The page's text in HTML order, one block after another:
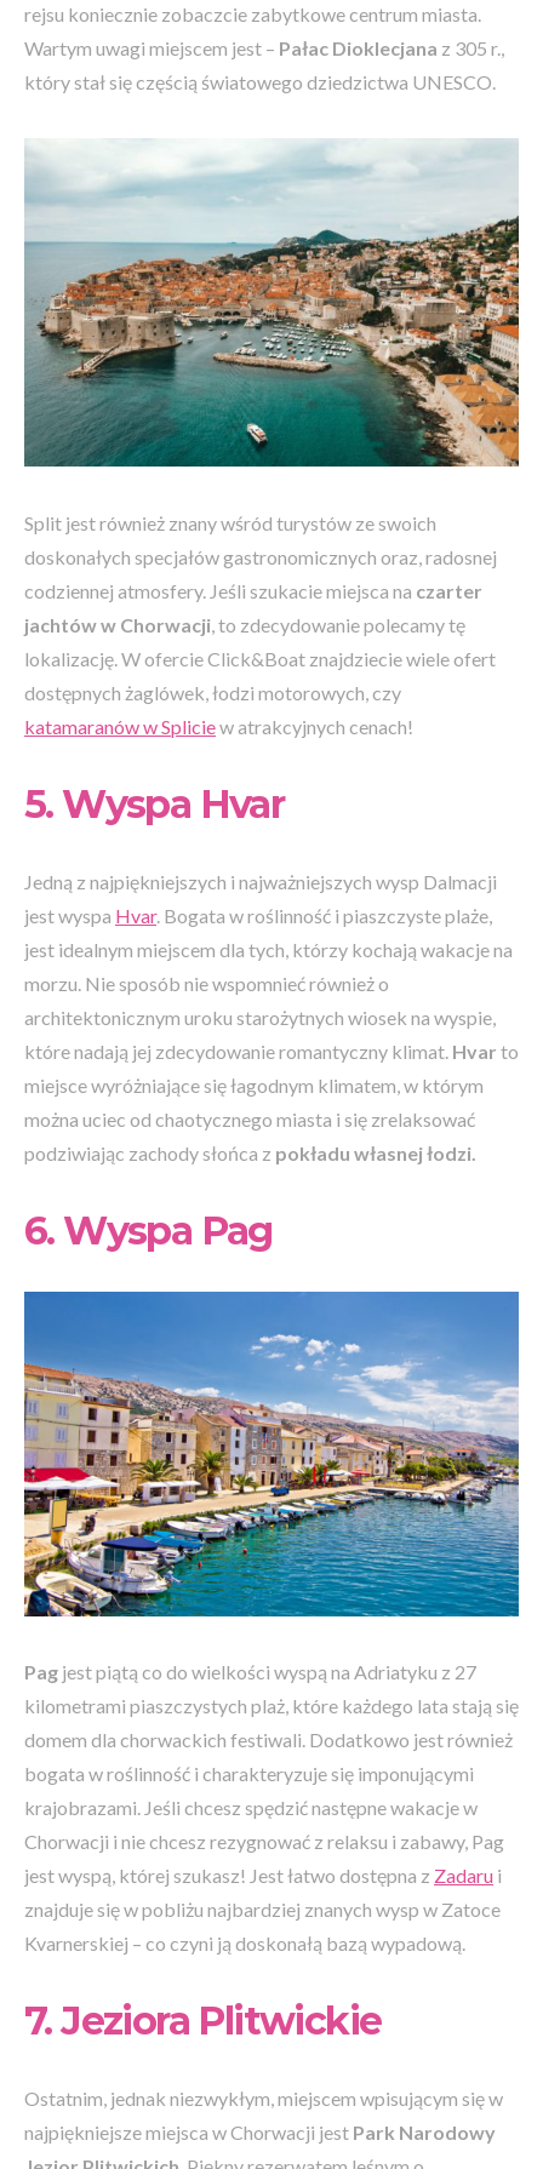
rejsu koniecznie zobaczcie zabytkowe centrum miasta.
Wartym uwagi miejscem jest – Pałac Dioklecjana z 305 r.,
który stał się częścią światowego dziedzictwa UNESCO.
Split jest również znany wśród turystów ze swoich
doskonałych specjałów gastronomicznych oraz, radosnej
codziennej atmosfery. Jeśli szukacie miejsca na czarter
jachtów w Chorwacji , to zdecydowanie polecamy tę
lokalizację. W ofercie Click&Boat znajdziecie wiele ofert
dostępnych żaglówek, łodzi motorowych, czy
katamaranów w Spliciew atrakcyjnych cenach!
5. Wyspa Hvar
Jedną z najpiękniejszych i najważniejszych wysp Dalmacji
jest wyspa Hvar. Bogata w roślinność i piaszczyste plaże,
jest idealnym miejscem dla tych, którzy kochają wakacje na
morzu. Nie sposób nie wspomnieć również o
architektonicznym uroku starożytnych wiosek na wyspie,
które nadają jej zdecydowanie romantyczny klimat. Hvar to
miejsce wyróżniające się łagodnym klimatem, w którym
można uciec od chaotycznego miasta i się zrelaksować
podziwiając zachody słońca z pokładu własnej łodzi.
6. Wyspa Pag
Pag jest piątą co do wielkości wyspą na Adriatyku z 27
kilometrami piaszczystych plaż, które każdego lata stają się
domem dla chorwackich festiwali. Dodatkowo jest również
bogata w roślinność i charakteryzuje się imponującymi
krajobrazami. Jeśli chcesz spędzić następne wakacje w
Chorwacji i nie chcesz rezygnować z relaksu i zabawy, Pag
jest wyspą, której szukasz! Jest łatwo dostępna z Zadaru i
znajduje się w pobliżu najbardziej znanych wysp w Zatoce
Kvarnerskiej – co czyni ją doskonałą bazą wypadową.
7. Jeziora Plitwickie
Ostatnim, jednak niezwykłym, miejscem wpisującym się w
najpiękniejsze miejsca w Chorwacji jest Park Narodowy